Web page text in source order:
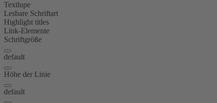
Textlupe
Lesbare Schriftart
Highlight titles
Link-Elemente
Schriftgröße
default
Höhe der Linie
default